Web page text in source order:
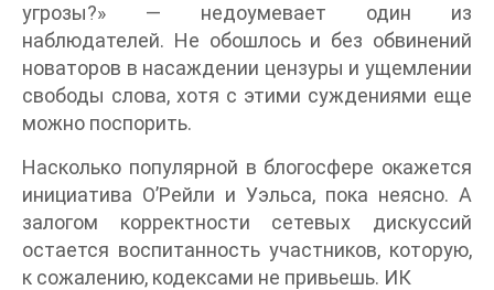
угрозы?» — недоумевает один из
наблюдателей. Не обошлось и без обвинений
новаторов в насаждении цензуры и ущемлении
свободы слова, хотя с этими суждениями еще
можно поспорить.
Насколько популярной в блогосфере окажется
инициатива О’Рейли и Уэльса, пока неясно. А
залогом корректности сетевых дискуссий
остается воспитанность участников, которую,
к сожалению, кодексами не привьешь. ИК